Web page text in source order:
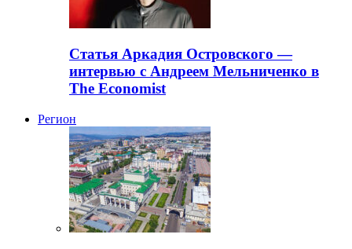
Статья Аркадия Островского —
интервью с Андреем Мельниченко в
The Economist
Регион